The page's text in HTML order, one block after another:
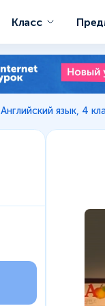
Класс
Английский язык, 4